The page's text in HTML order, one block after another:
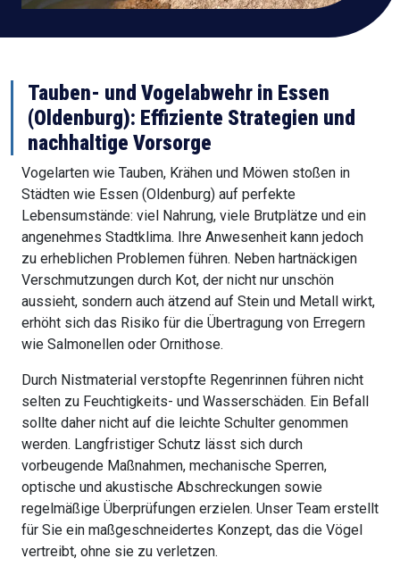
Tauben- und Vogelabwehr in Essen
(Oldenburg): Effiziente Strategien und
nachhaltige Vorsorge
Vogelarten wie Tauben, Krähen und Möwen stoßen in
Städten wie Essen (Oldenburg) auf perfekte
Lebensumstände: viel Nahrung, viele Brutplätze und ein
angenehmes Stadtklima. Ihre Anwesenheit kann jedoch
zu erheblichen Problemen führen. Neben hartnäckigen
Verschmutzungen durch Kot, der nicht nur unschön
aussieht, sondern auch ätzend auf Stein und Metall wirkt,
erhöht sich das Risiko für die Übertragung von Erregern
wie Salmonellen oder Ornithose.
Durch Nistmaterial verstopfte Regenrinnen führen nicht
selten zu Feuchtigkeits- und Wasserschäden. Ein Befall
sollte daher nicht auf die leichte Schulter genommen
werden. Langfristiger Schutz lässt sich durch
vorbeugende Maßnahmen, mechanische Sperren,
optische und akustische Abschreckungen sowie
regelmäßige Überprüfungen erzielen. Unser Team erstellt
für Sie ein maßgeschneidertes Konzept, das die Vögel
vertreibt, ohne sie zu verletzen.